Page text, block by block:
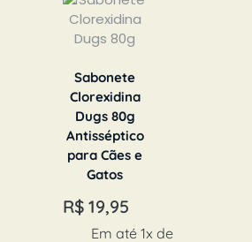
Sabonete
Clorexidina
Dugs 80g
Antisséptico
para Cães e
Gatos
R$ 19,95
Em até 1x de